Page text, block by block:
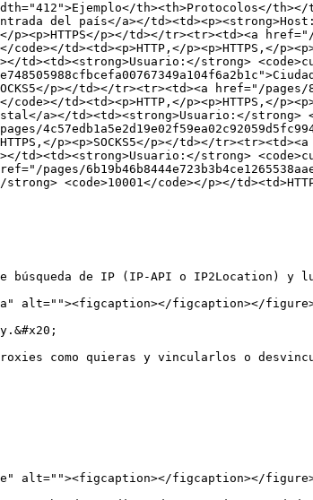
th><th>Protocolos</th></
entrada del país</a></
p></td></tr><tr><td><a
td><td><p>HTTP,</p><p>HTTPS,</
td><td><strong>Usuario:</strong>
p></td></tr><tr><td><a href="/
td><td><p>HTTP,</p><p>HTTPS,</
a></td><td><strong>Usuario:</strong>
p><p>SOCKS5</p></td></tr><tr><td><a
td><td><strong>Usuario:</strong>
pages/
<code>10001</code></p></
de IP (IP-API o IP2Location) y
alt=""><figcaption></figcaption></
como quieras y vincularlos o
alt=""><figcaption></figcaption></